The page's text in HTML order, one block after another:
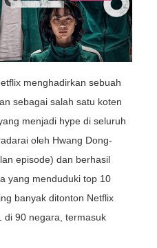
menghadirkan sebuah
sebagai salah satu koten
menjadi hype di seluruh
oleh Hwang Dong-
episode) dan berhasil
yang menduduki top 10
banyak ditonton Netflix
di 90 negara, termasuk